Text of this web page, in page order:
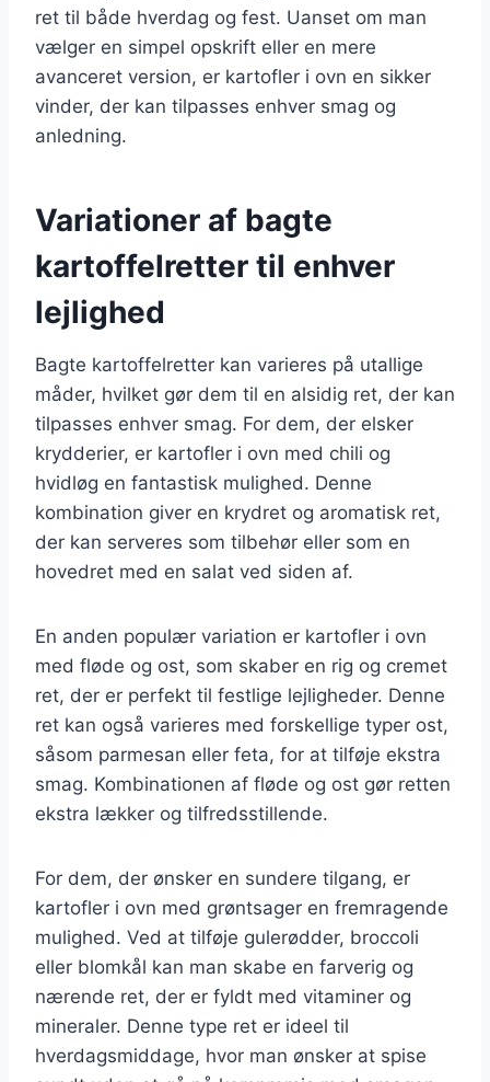
ret til både hverdag og fest. Uanset om man
vælger en simpel opskrift eller en mere
avanceret version, er kartofler i ovn en sikker
vinder, der kan tilpasses enhver smag og
anledning.
Variationer af bagte
kartoffelretter til enhver
lejlighed
Bagte kartoffelretter kan varieres på utallige
måder, hvilket gør dem til en alsidig ret, der kan
tilpasses enhver smag. For dem, der elsker
krydderier, er kartofler i ovn med chili og
hvidløg en fantastisk mulighed. Denne
kombination giver en krydret og aromatisk ret,
der kan serveres som tilbehør eller som en
hovedret med en salat ved siden af.
En anden populær variation er kartofler i ovn
med fløde og ost, som skaber en rig og cremet
ret, der er perfekt til festlige lejligheder. Denne
ret kan også varieres med forskellige typer ost,
såsom parmesan eller feta, for at tilføje ekstra
smag. Kombinationen af fløde og ost gør retten
ekstra lækker og tilfredsstillende.
For dem, der ønsker en sundere tilgang, er
kartofler i ovn med grøntsager en fremragende
mulighed. Ved at tilføje gulerødder, broccoli
eller blomkål kan man skabe en farverig og
nærende ret, der er fyldt med vitaminer og
mineraler. Denne type ret er ideel til
hverdagsmiddage, hvor man ønsker at spise